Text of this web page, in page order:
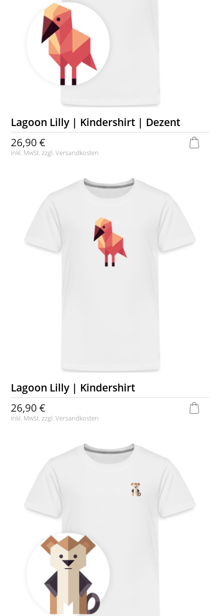
Lagoon Lilly | Kindershirt | Dezent
26,90 €
inkl. MwSt. zzgl.Versandkosten
Lagoon Lilly | Kindershirt
26,90 €
inkl. MwSt. zzgl.Versandkosten